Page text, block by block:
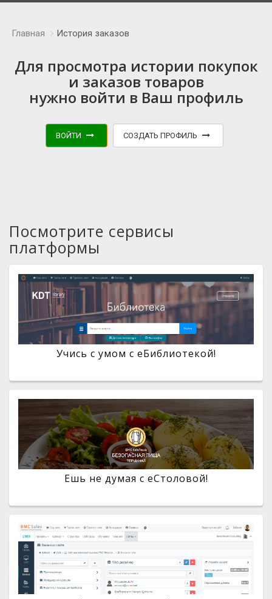
Главная История заказов
Для просмотра истории покупок
и заказов товаров
нужно войти в Ваш профиль
ВОЙТИ СОЗДАТЬ ПРОФИЛЬ
Посмотрите сервисы
платформы
Учись с умом с eБиблиотекой!
Ешь не думая с eСтоловой!